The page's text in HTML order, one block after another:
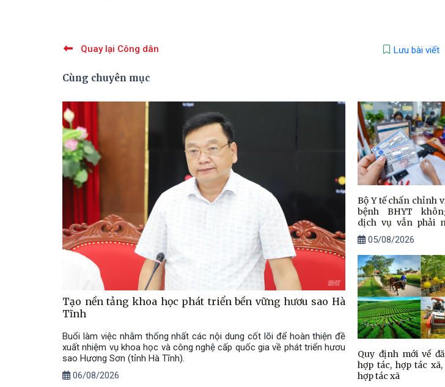
Quay lại Công dân Lưu bài viết
Cùng chuyên mục
Tạo nền tảng khoa học phát triển bền vững hươu sao Hà
Tĩnh
Buổi làm việc nhằm thống nhất các nội dung cốt lõi để hoàn thiện đề
xuất nhiệm vụ khoa học và công nghệ cấp quốc gia về phát triển hươu
sao Hương Sơn (tỉnh Hà Tĩnh).
06/08/2026
Bộ Y tế chấn chỉnh
bệnh BHYT
dịch vụ vẫn phải
tiền
05/08/2026
Quy định mới về
hợp tác, hợp tác
hợp tác xã